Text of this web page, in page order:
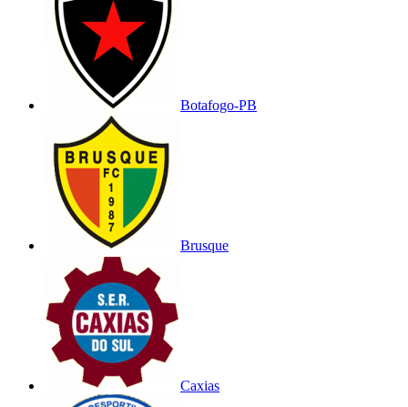
Botafogo-PB
Brusque
Caxias